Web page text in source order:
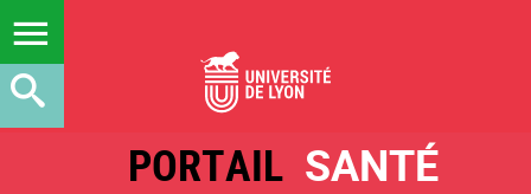
PORTAIL SANTÉ